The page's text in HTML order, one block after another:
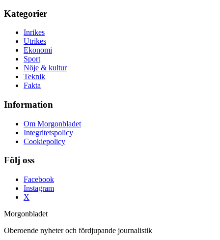
Kategorier
Inrikes
Utrikes
Ekonomi
Sport
Nöje & kultur
Teknik
Fakta
Information
Om Morgonbladet
Integritetspolicy
Cookiepolicy
Följ oss
Facebook
Instagram
X
Morgonbladet
Oberoende nyheter och fördjupande journalistik